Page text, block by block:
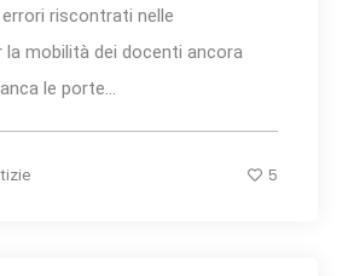
errori riscontrati nelle
la mobilità dei docenti ancora
le porte...
5